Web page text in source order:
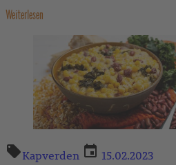
Weiterlesen
Kapverden 15.02.2023